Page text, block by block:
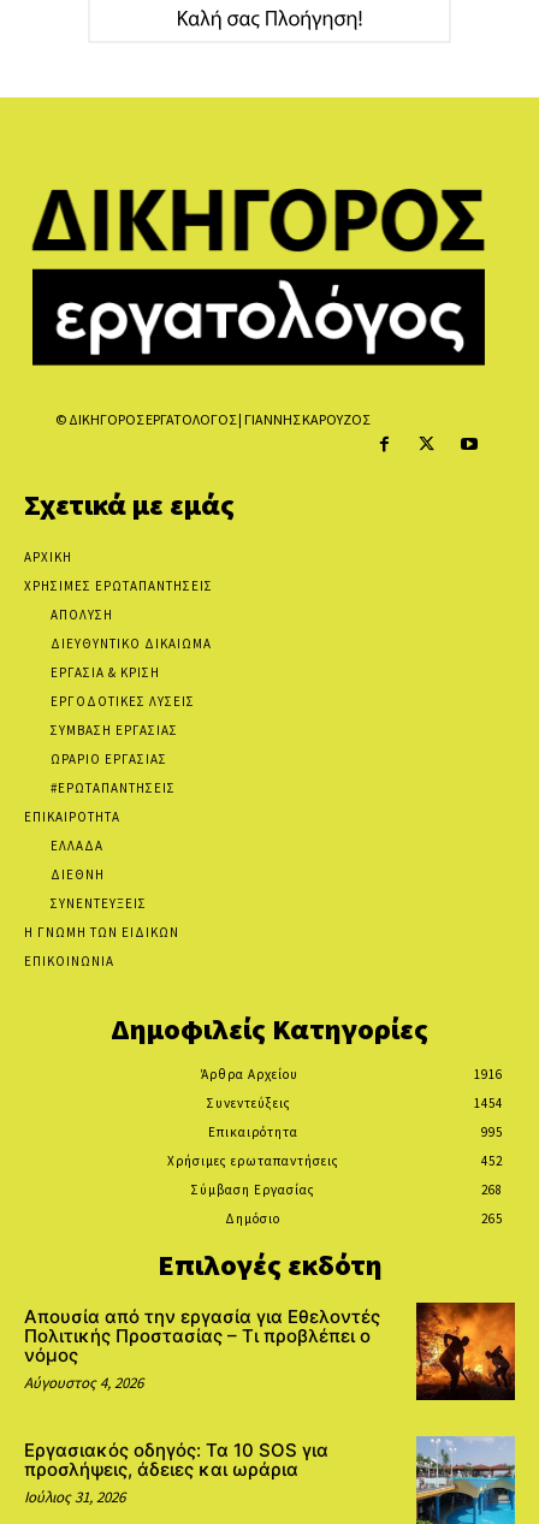
© ΔΙΚΗΓΟΡΟΣ ΕΡΓΑΤΟΛΟΓΟΣ | ΓΙΑΝΝΗΣ ΚΑΡΟΥΖΟΣ
Σχετικά με εμάς
ΑΡΧΙΚΗ
ΧΡΗΣΙΜΕΣ ΕΡΩΤΑΠΑΝΤΗΣΕΙΣ
ΑΠΟΛΥΣΗ
ΔΙΕΥΘΥΝΤΙΚΟ ΔΙΚΑΙΩΜΑ
ΕΡΓΑΣΙΑ & ΚΡΙΣΗ
ΕΡΓΟΔΟΤΙΚΕΣ ΛΥΣΕΙΣ
ΣΥΜΒΑΣΗ ΕΡΓΑΣΙΑΣ
ΩΡΑΡΙΟ ΕΡΓΑΣΙΑΣ
#ΕΡΩΤΑΠΑΝΤΗΣΕΙΣ
ΕΠΙΚΑΙΡΟΤΗΤΑ
ΕΛΛΑΔΑ
ΔΙΕΘΝΗ
ΣΥΝΕΝΤΕΥΞΕΙΣ
Η ΓΝΩΜΗ ΤΩΝ ΕΙΔΙΚΩΝ
ΕΠΙΚΟΙΝΩΝΙΑ
Δημοφιλείς Κατηγορίες
Άρθρα Αρχείου
1916
Συνεντεύξεις
1454
Επικαιρότητα
995
Χρήσιμες ερωταπαντήσεις
452
Σύμβαση Εργασίας
268
Δημόσιο
265
Επιλογές εκδότη
Απουσία από την εργασία για Εθελοντές
Πολιτικής Προστασίας – Τι προβλέπει ο
νόμος
Αύγουστος 4, 2026
Εργασιακός οδηγός: Τα 10 SOS για
προσλήψεις, άδειες και ωράρια
Ιούλιος 31, 2026